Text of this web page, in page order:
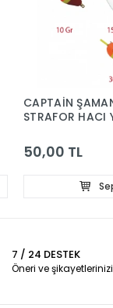
CAPTAİN
STRAFOR HACI
50,00 TL
7 / 24 DESTEK
Öneri ve